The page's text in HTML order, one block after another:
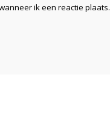
ik een reactie plaats.